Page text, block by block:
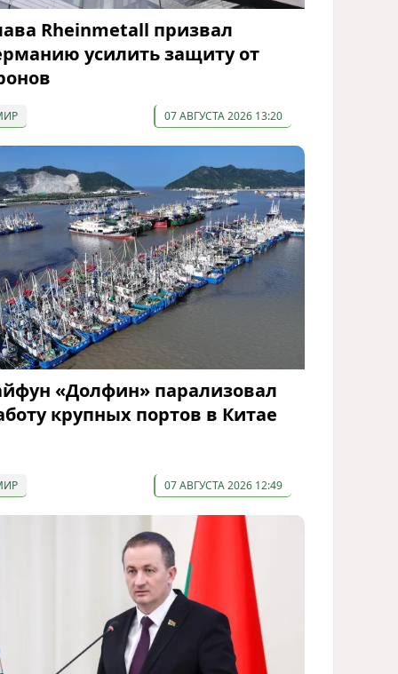
Rheinmetall призвал
усилить защиту от
07 АВГУСТА 2026 13:20
«Долфин» парализовал
крупных портов в Китае
07 АВГУСТА 2026 12:49